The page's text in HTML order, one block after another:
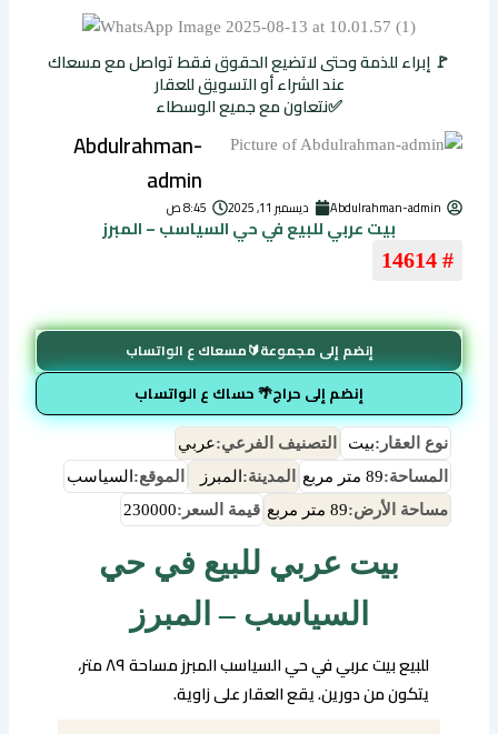
🚩 إبراء للذمة وحتى لاتضيع الحقوق فقط تواصل مع مسعاك
عند الشراء أو التسويق للعقار
✅نتعاون مع جميع الوسطاء
Abdulrahman-
admin
Abdulrahman-admin ديسمبر 11, 2025 8:45 ص
بيت عربي للبيع في حي السياسب – المبرز
# 14614
إنضم إلى مجموعة🔰مسعاك ع الواتساب
إنضم إلى حراج🌴 حساك ع الواتساب
نوع العقار:بيت التصنيف الفرعي:عربي
المساحة:89 متر مربع المدينة: المبرز الموقع: السياسب
مساحة الأرض:89 متر مربع قيمة السعر:230000
بيت عربي للبيع في حي
السياسب – المبرز
للبيع بيت عربي في حي السياسب المبرز مساحة ٨٩ متر،
يتكون من دورين. يقع العقار على زاوية.